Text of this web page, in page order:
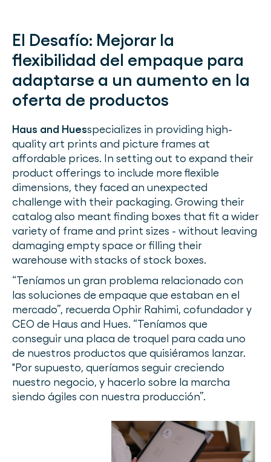
El Desafío: Mejorar la
flexibilidad del empaque para
adaptarse a un aumento en la
oferta de productos
Haus and Huesspecializes in providing high-
quality art prints and picture frames at
affordable prices. In setting out to expand their
product offerings to include more flexible
dimensions, they faced an unexpected
challenge with their packaging. Growing their
catalog also meant finding boxes that fit a wider
variety of frame and print sizes - without leaving
damaging empty space or filling their
warehouse with stacks of stock boxes.
“Teníamos un gran problema relacionado con
las soluciones de empaque que estaban en el
mercado”, recuerda Ophir Rahimi, cofundador y
CEO de Haus and Hues. “Teníamos que
conseguir una placa de troquel para cada uno
de nuestros productos que quisiéramos lanzar.
"Por supuesto, queríamos seguir creciendo
nuestro negocio, y hacerlo sobre la marcha
siendo ágiles con nuestra producción”.